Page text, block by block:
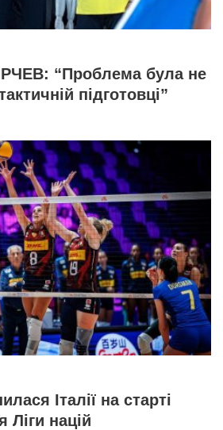
“Проблема була не
підготовці”
Італії на старті
Ліги націй